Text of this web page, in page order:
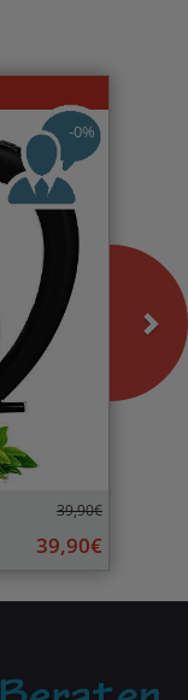
-0%
39,90€
39,90€